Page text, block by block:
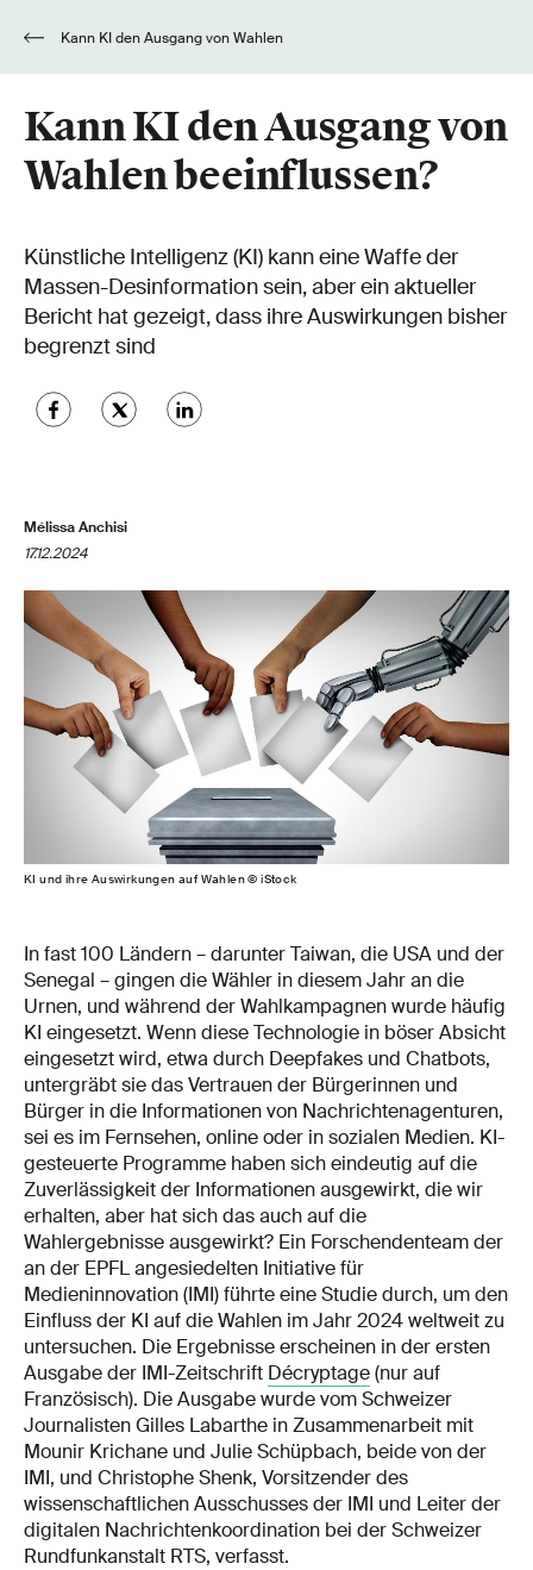
Kann KI den Ausgang von
Wahlen beeinflussen?
Künstliche Intelligenz (KI) kann eine Waffe der
Massen-Desinformation sein, aber ein aktueller
Bericht hat gezeigt, dass ihre Auswirkungen bisher
begrenzt sind
Mélissa Anchisi
17.12.2024
KI und ihre Auswirkungen auf Wahlen © iStock
In fast 100 Ländern – darunter Taiwan, die USA und der
Senegal – gingen die Wähler in diesem Jahr an die
Urnen, und während der Wahlkampagnen wurde häufig
KI eingesetzt. Wenn diese Technologie in böser Absicht
eingesetzt wird, etwa durch Deepfakes und Chatbots,
untergräbt sie das Vertrauen der Bürgerinnen und
Bürger in die Informationen von Nachrichtenagenturen,
sei es im Fernsehen, online oder in sozialen Medien. KI-
gesteuerte Programme haben sich eindeutig auf die
Zuverlässigkeit der Informationen ausgewirkt, die wir
erhalten, aber hat sich das auch auf die
Wahlergebnisse ausgewirkt? Ein Forschendenteam der
an der EPFL angesiedelten Initiative für
Medieninnovation (IMI) führte eine Studie durch, um den
Einfluss der KI auf die Wahlen im Jahr 2024 weltweit zu
untersuchen. Die Ergebnisse erscheinen in der ersten
Ausgabe der IMI-Zeitschrift Décryptage(nur auf
Französisch). Die Ausgabe wurde vom Schweizer
Journalisten Gilles Labarthe in Zusammenarbeit mit
Mounir Krichane und Julie Schüpbach, beide von der
IMI, und Christophe Shenk, Vorsitzender des
wissenschaftlichen Ausschusses der IMI und Leiter der
digitalen Nachrichtenkoordination bei der Schweizer
Rundfunkanstalt RTS, verfasst.